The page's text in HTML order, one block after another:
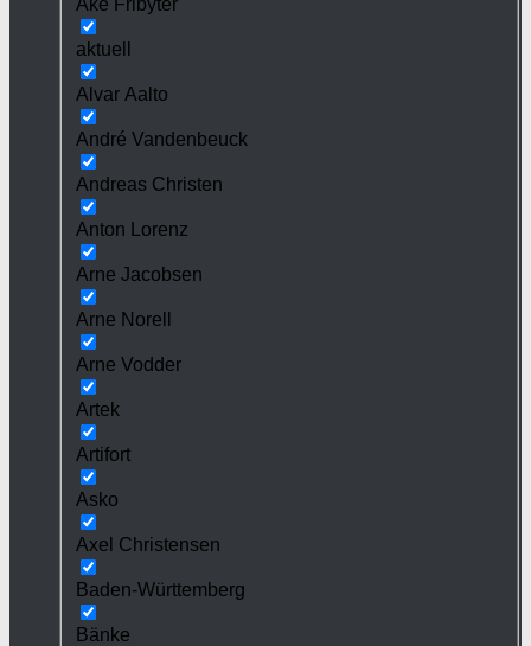
aktuell
Alvar Aalto
André Vandenbeuck
Andreas Christen
Anton Lorenz
Arne Jacobsen
Arne Norell
Arne Vodder
Artek
Artifort
Asko
Axel Christensen
Baden-Württemberg
Bänke